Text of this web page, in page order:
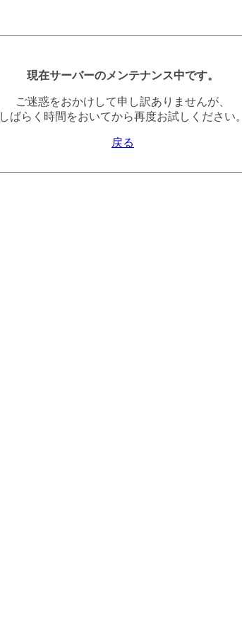
現在サーバーのメンテナンス中です。
ご迷惑をおかけして申し訳ありませんが、
しばらく時間をおいてから再度お試しください。
戻る